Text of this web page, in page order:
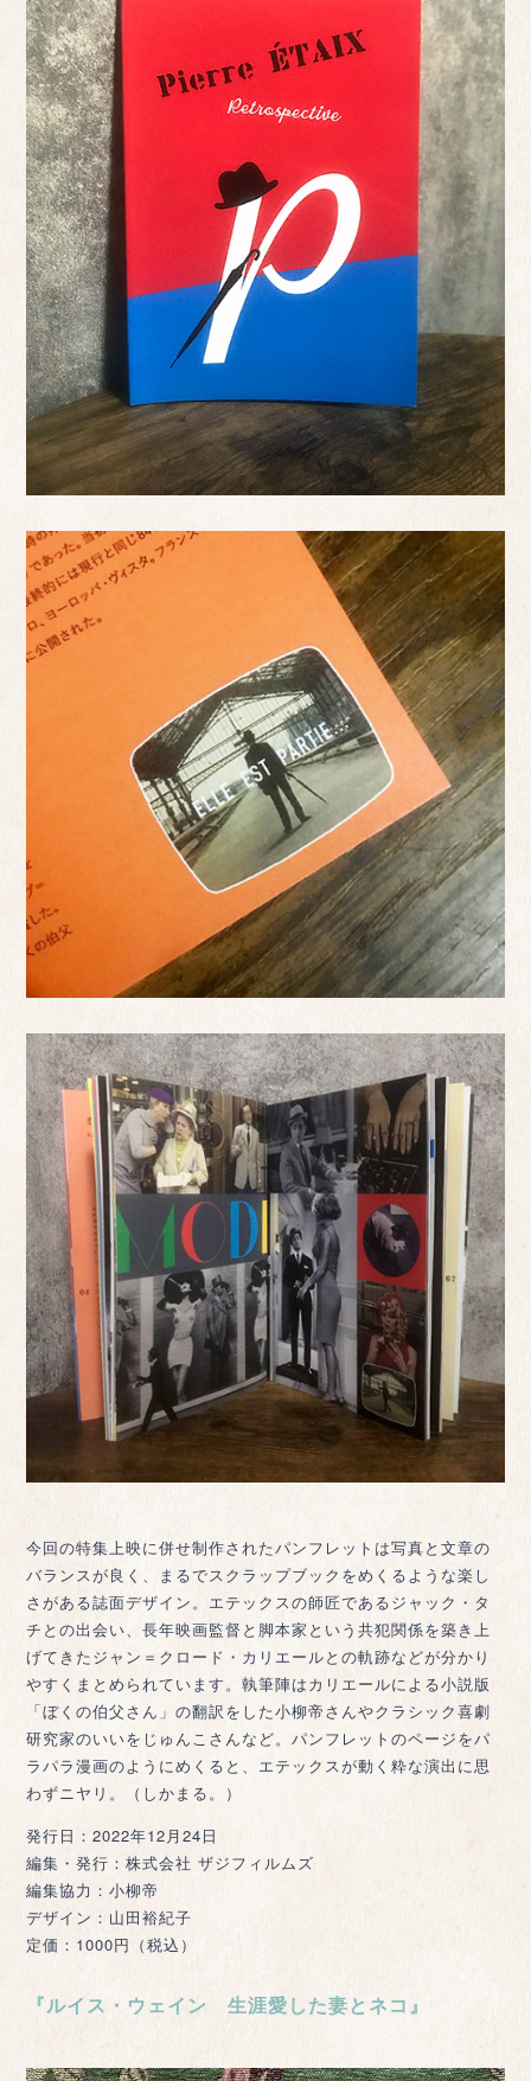
今回の特集上映に併せ制作されたパンフレットは写真と文章の
バランスが良く、まるでスクラップブックをめくるような楽し
さがある誌面デザイン。エテックスの師匠であるジャック・タ
チとの出会い、長年映画監督と脚本家という共犯関係を築き上
げてきたジャン＝クロード・カリエールとの軌跡などが分かり
やすくまとめられています。執筆陣はカリエールによる小説版
「ぼくの伯父さん」の翻訳をした小柳帝さんやクラシック喜劇
研究家のいいをじゅんこさんなど。パンフレットのページをパ
ラパラ漫画のようにめくると、エテックスが動く粋な演出に思
わずニヤリ。（しかまる。）
発行日：2022年12月24日
編集・発行：株式会社 ザジフィルムズ
編集協力：小柳帝
デザイン：山田裕紀子
定価：1000円（税込）
『ルイス・ウェイン 生涯愛した妻とネコ』